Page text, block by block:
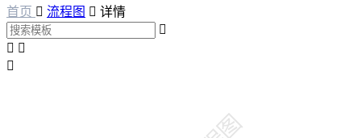
首页  流程图  详情

 
